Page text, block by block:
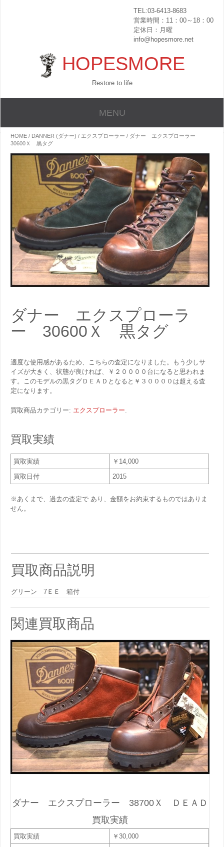
TEL:03-6413-8683
営業時間：11：00～18：00
定休日：月曜
info@hopesmore.net
HOPESMORE
Restore to life
MENU
HOME / DANNER (ダナー) / エクスプローラー / ダナー エクスプローラー
30600Ｘ 黒タグ
ダナー エクスプローラ
ー 30600Ｘ 黒タグ
適度な使用感があるため、こちらの査定になりました。もう少しサ
イズが大きく、状態が良ければ、￥２００００台になると思われま
す。このモデルの黒タグＤＥＡＤとなると￥３００００は超える査
定になります。
買取商品カテゴリー: エクスプローラー
買取実績
買取実績
￥14,000
買取日付
2015
※あくまで、過去の査定で あり、金額をお約束するものではありま
せん。
買取商品説明
グリーン 7ＥＥ 箱付
関連買取商品
ダナー エクスプローラー 38700Ｘ ＤＥＡＤ
買取実績
買取実績
￥30,000